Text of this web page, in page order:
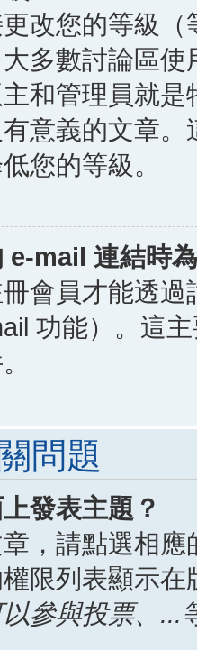
改您的等級
多數討論區
和管理員就
意義的文章
您的等級。
e-mail 連結時
會員才能透
功能）。這
問題
發表主題？
，請點選相
限列表顯示
參與投票、...